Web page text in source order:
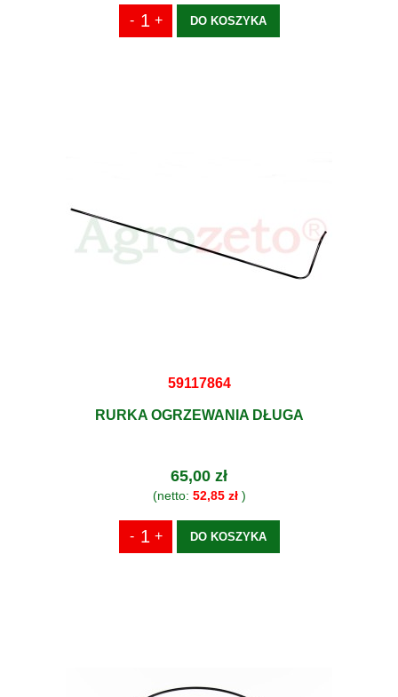
DO KOSZYKA
59117864
RURKA OGRZEWANIA DŁUGA
65,00 zł
(netto: 52,85 zł)
DO KOSZYKA